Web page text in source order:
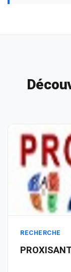
RECHERCHE